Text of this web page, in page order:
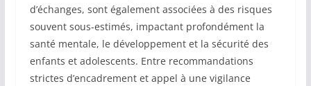
d’échanges, sont également associées à des risques
souvent sous-estimés, impactant profondément la
santé mentale, le développement et la sécurité des
enfants et adolescents. Entre recommandations
strictes d’encadrement et appel à une vigilance